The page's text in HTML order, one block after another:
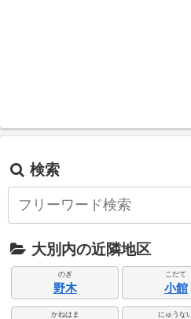
検索
大別内の近隣地区
のぎ
野木
こだて
小館
かねはま にゅうな